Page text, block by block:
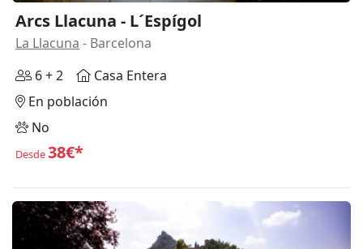
Arcs Llacuna - L´Espígol
La Llacuna - Barcelona
6 + 2
Casa Entera
En población
No
Desde38€*